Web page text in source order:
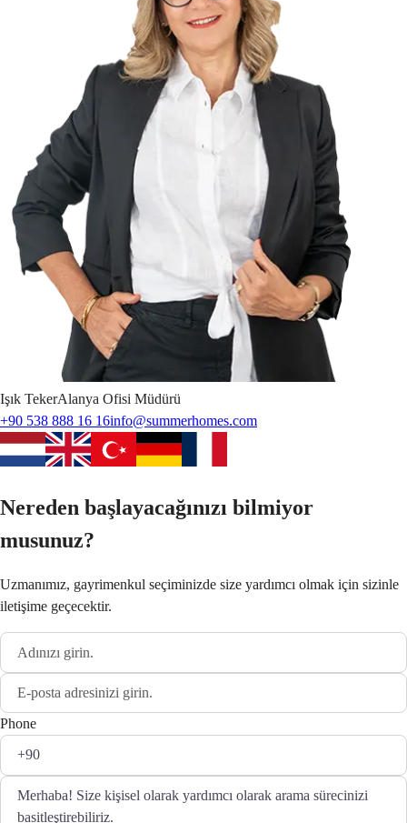
Işık TekerAlanya Ofisi Müdürü
+90 538 888 16 16info@summerhomes.com
Nereden başlayacağınızı bilmiyor
musunuz?
Uzmanımız, gayrimenkul seçiminizde size yardımcı olmak için sizinle
iletişime geçecektir.
Phone